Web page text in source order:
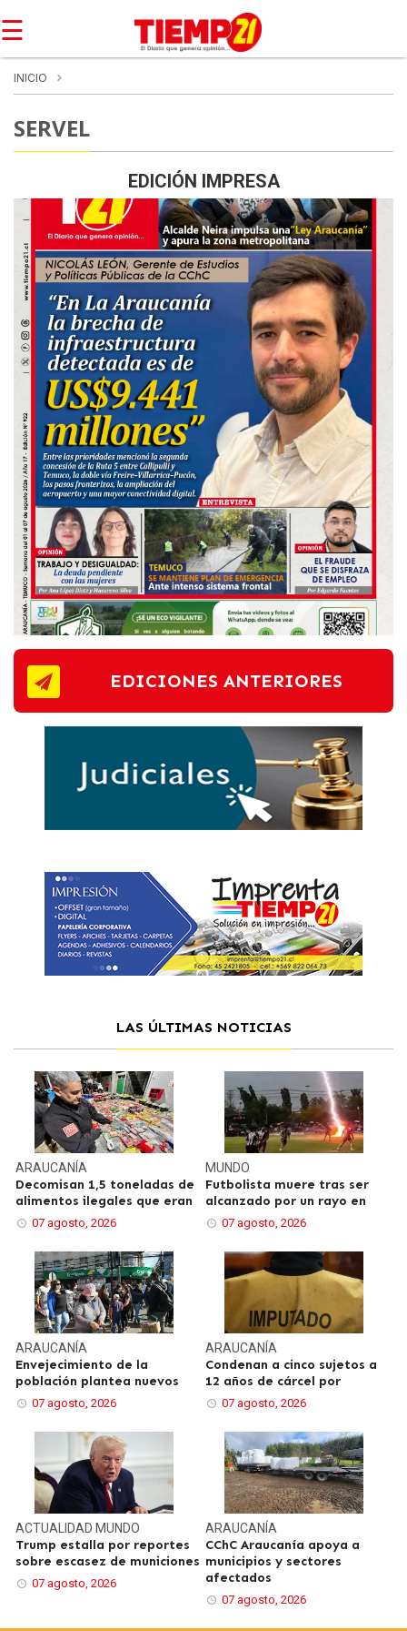
☰
INICIO
SERVEL
EDICIÓN IMPRESA
EDICIONES ANTERIORES
LAS ÚLTIMAS NOTICIAS
ARAUCANÍA
Decomisan 1,5 toneladas de
alimentos ilegales que eran
07 agosto, 2026
MUNDO
Futbolista muere tras ser
alcanzado por un rayo en
07 agosto, 2026
ARAUCANÍA
Envejecimiento de la
población plantea nuevos
07 agosto, 2026
ARAUCANÍA
Condenan a cinco sujetos a
12 años de cárcel por
07 agosto, 2026
ACTUALIDAD MUNDO
Trump estalla por reportes
sobre escasez de municiones
07 agosto, 2026
ARAUCANÍA
CChC Araucanía apoya a
municipios y sectores
afectados
07 agosto, 2026